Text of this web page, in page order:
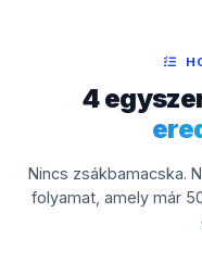
4
Nincs zsákbamacska.
folyamat, amely már